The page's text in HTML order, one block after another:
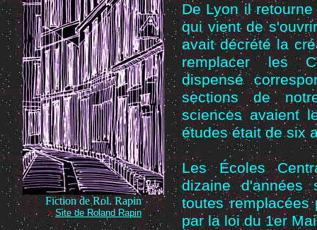
Fiction de Rol. Rapin
> Site de Roland Rapin
De Lyon il
qui vient de
avait décrété la
remplacer les
dispensé
sections de
sciences avaient
études était de six
Les Écoles
dizaine d'années
toutes
par la loi du 1er